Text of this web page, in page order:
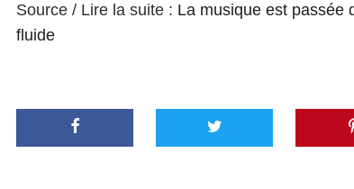
Source / Lire la suite : La musique est passée
fluide